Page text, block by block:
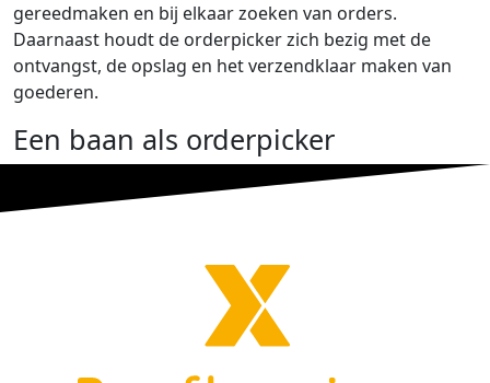
gereedmaken en bij elkaar zoeken van orders.
Daarnaast houdt de orderpicker zich bezig met de
ontvangst, de opslag en het verzendklaar maken van
goederen.
Een baan als orderpicker